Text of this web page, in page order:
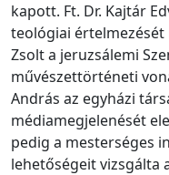
kapott. Ft. Dr. Kajtár
teológiai értelmezését
Zsolt a jeruzsálemi
művészettörténeti
András az egyházi
médiamegjelenését
pedig a mesterséges
lehetőségeit vizsgálta